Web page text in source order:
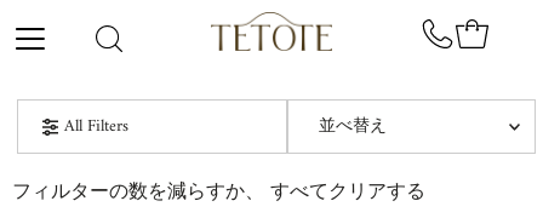
コンテンツにスキップ
All Filters
え
オススメ
フィルターの数を減らすか、 すべてクリアする